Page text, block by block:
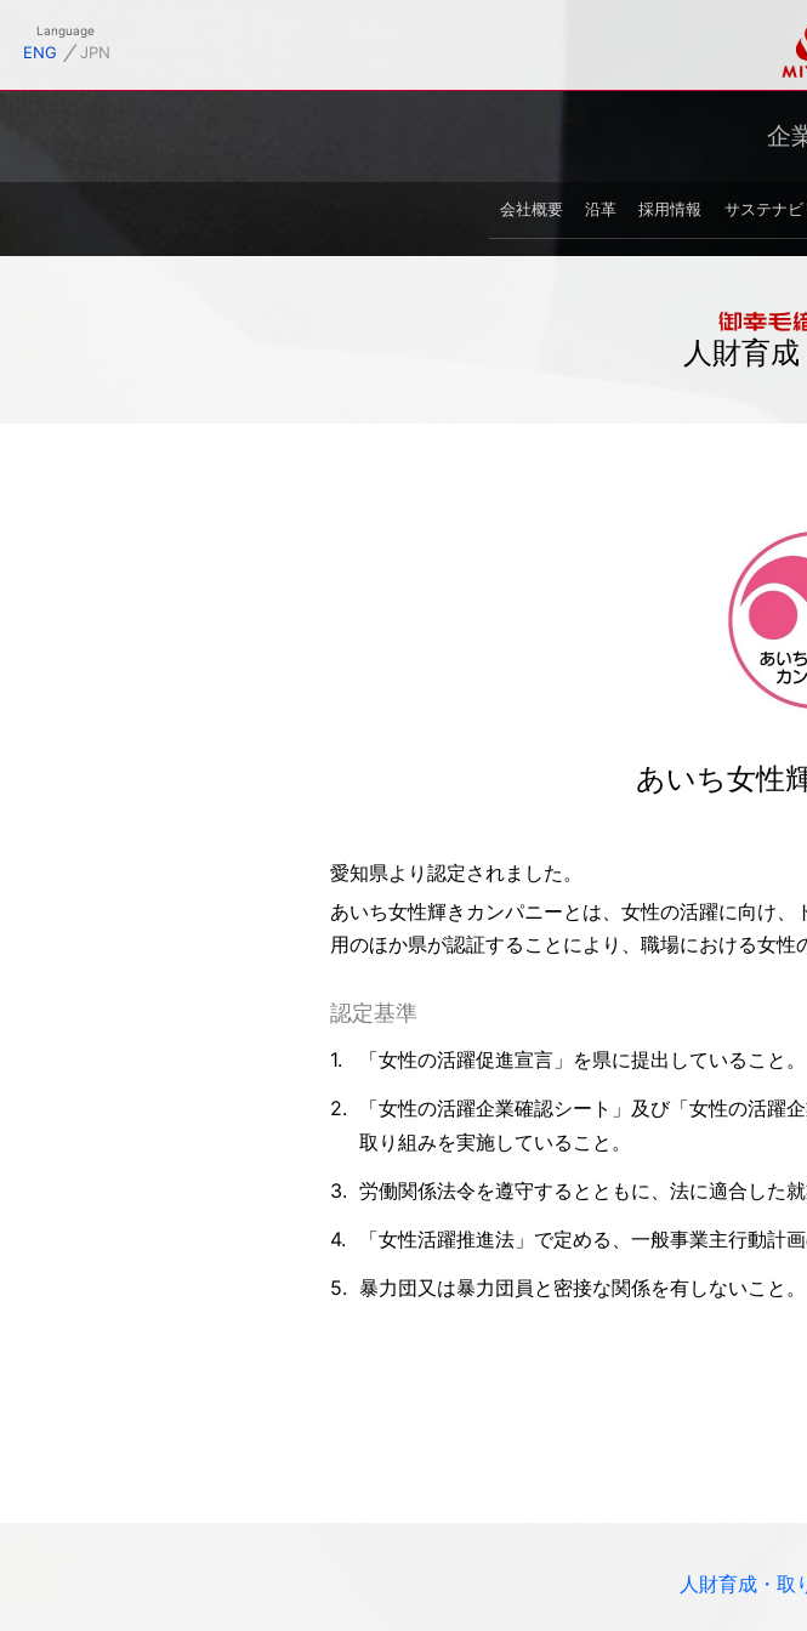
Language
ENG ⁄ JPN
御幸毛織株式会社オフィシャルサイト
企
会社概要 沿革 採用情報 サステナビ
人財育
あいち女性
愛知県より認定されました。
あいち女性輝きカンパニーとは、女性の活躍に向け
用のほか県が認証することにより、職場における女性
認定基準
「女性の活躍促進宣言」を県に提出していること。
「女性の活躍企業確認シート」及び「女性の活躍
取り組みを実施していること。
労働関係法令を遵守するとともに、法に適合した
「女性活躍推進法」で定める、一般事業主行動計
暴力団又は暴力団員と密接な関係を有しないこと。
人財育成・取